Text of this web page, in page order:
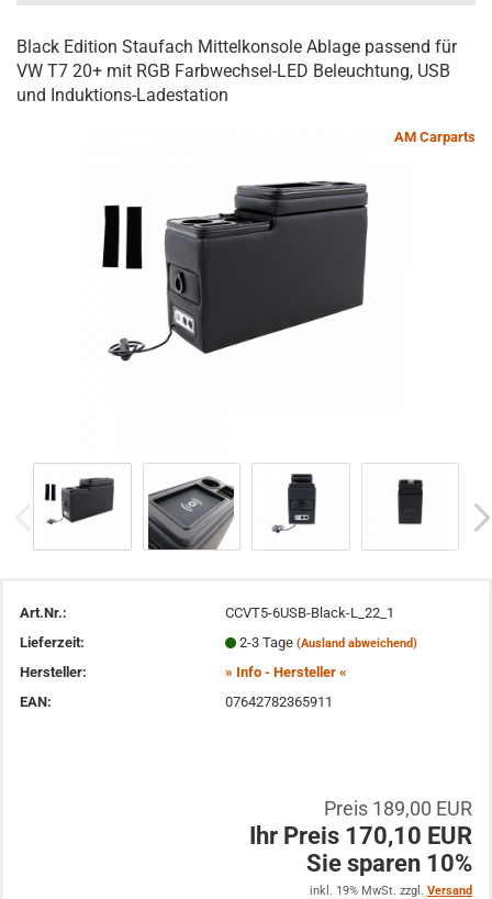
Black Edition Staufach Mittelkonsole Ablage passend für
VW T7 20+ mit RGB Farbwechsel-LED Beleuchtung, USB
und Induktions-Ladestation
AM Carparts
Art.Nr.:
CCVT5-6USB-Black-L_22_1
Lieferzeit:
2-3 Tage (Ausland abweichend)
Hersteller:
» Info - Hersteller «
EAN:
07642782365911
Preis 189,00 EUR
Ihr Preis 170,10 EUR
Sie sparen 10%
inkl. 19% MwSt. zzgl. Versand